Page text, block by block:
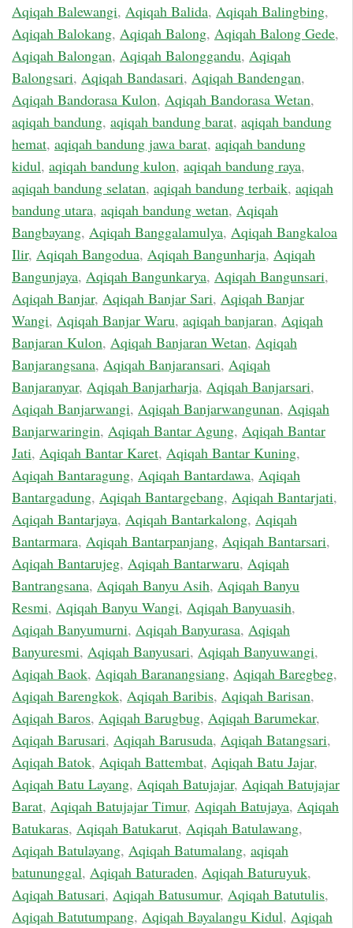
Aqiqah Balewangi, Aqiqah Balida, Aqiqah Balingbing,
Aqiqah Balokang, Aqiqah Balong, Aqiqah Balong Gede,
Aqiqah Balongan, Aqiqah Balonggandu, Aqiqah
Balongsari, Aqiqah Bandasari, Aqiqah Bandengan,
Aqiqah Bandorasa Kulon, Aqiqah Bandorasa Wetan,
aqiqah bandung, aqiqah bandung barat, aqiqah bandung
hemat, aqiqah bandung jawa barat, aqiqah bandung
kidul, aqiqah bandung kulon, aqiqah bandung raya,
aqiqah bandung selatan, aqiqah bandung terbaik, aqiqah
bandung utara, aqiqah bandung wetan, Aqiqah
Bangbayang, Aqiqah Banggalamulya, Aqiqah Bangkaloa
Ilir, Aqiqah Bangodua, Aqiqah Bangunharja, Aqiqah
Bangunjaya, Aqiqah Bangunkarya, Aqiqah Bangunsari,
Aqiqah Banjar, Aqiqah Banjar Sari, Aqiqah Banjar
Wangi, Aqiqah Banjar Waru, aqiqah banjaran, Aqiqah
Banjaran Kulon, Aqiqah Banjaran Wetan, Aqiqah
Banjarangsana, Aqiqah Banjaransari, Aqiqah
Banjaranyar, Aqiqah Banjarharja, Aqiqah Banjarsari,
Aqiqah Banjarwangi, Aqiqah Banjarwangunan, Aqiqah
Banjarwaringin, Aqiqah Bantar Agung, Aqiqah Bantar
Jati, Aqiqah Bantar Karet, Aqiqah Bantar Kuning,
Aqiqah Bantaragung, Aqiqah Bantardawa, Aqiqah
Bantargadung, Aqiqah Bantargebang, Aqiqah Bantarjati,
Aqiqah Bantarjaya, Aqiqah Bantarkalong, Aqiqah
Bantarmara, Aqiqah Bantarpanjang, Aqiqah Bantarsari,
Aqiqah Bantarujeg, Aqiqah Bantarwaru, Aqiqah
Bantrangsana, Aqiqah Banyu Asih, Aqiqah Banyu
Resmi, Aqiqah Banyu Wangi, Aqiqah Banyuasih,
Aqiqah Banyumurni, Aqiqah Banyurasa, Aqiqah
Banyuresmi, Aqiqah Banyusari, Aqiqah Banyuwangi,
Aqiqah Baok, Aqiqah Baranangsiang, Aqiqah Baregbeg,
Aqiqah Barengkok, Aqiqah Baribis, Aqiqah Barisan,
Aqiqah Baros, Aqiqah Barugbug, Aqiqah Barumekar,
Aqiqah Barusari, Aqiqah Barusuda, Aqiqah Batangsari,
Aqiqah Batok, Aqiqah Battembat, Aqiqah Batu Jajar,
Aqiqah Batu Layang, Aqiqah Batujajar, Aqiqah Batujajar
Barat, Aqiqah Batujajar Timur, Aqiqah Batujaya, Aqiqah
Batukaras, Aqiqah Batukarut, Aqiqah Batulawang,
Aqiqah Batulayang, Aqiqah Batumalang, aqiqah
batununggal, Aqiqah Baturaden, Aqiqah Baturuyuk,
Aqiqah Batusari, Aqiqah Batusumur, Aqiqah Batutulis,
Aqiqah Batutumpang, Aqiqah Bayalangu Kidul, Aqiqah